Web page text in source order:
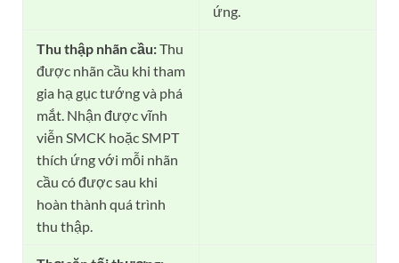
ứng.
Thu thập nhãn cầu:Thu
được nhãn cầu khi tham
gia hạ gục tướng và phá
mắt. Nhận được vĩnh
viễn SMCK hoặc SMPT
thích ứng với mỗi nhãn
cầu có được sau khi
hoàn thành quá trình
thu thập.